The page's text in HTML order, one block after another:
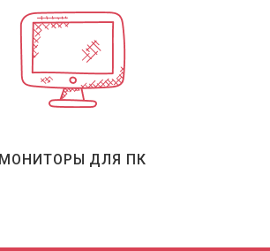
МОНИТОРЫ ДЛЯ ПК